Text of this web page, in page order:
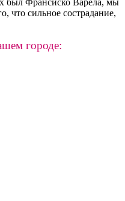
что сильное сострадание,
городе: